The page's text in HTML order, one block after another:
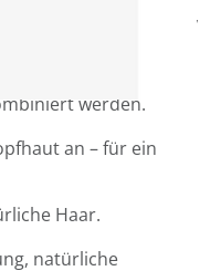
weiter optimiert,
zu
oder 12
werden.
an – für ein
Haar.
natürliche